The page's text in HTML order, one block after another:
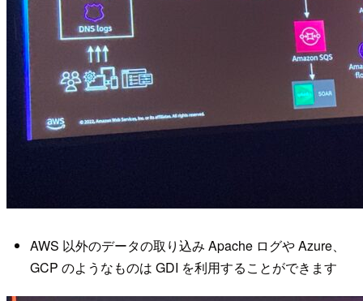
AWS 以外のデータの取り込み Apache ログや Azure、
GCP のようなものは GDI を利用することができます